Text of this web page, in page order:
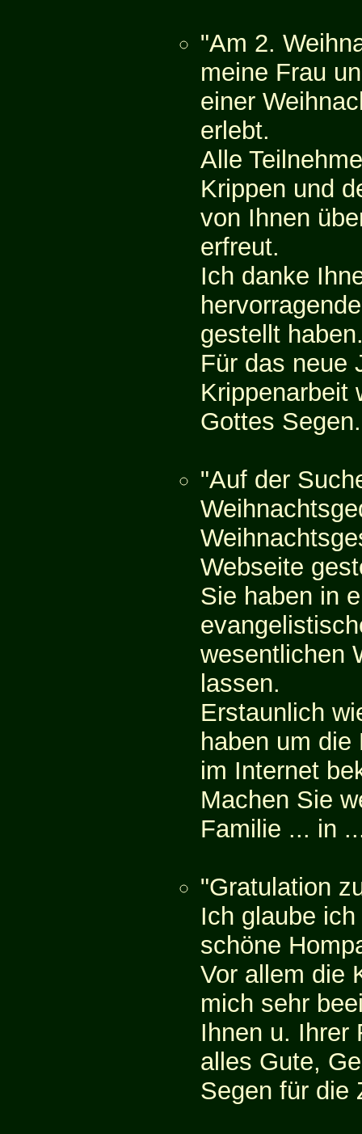
"Am 2.
meine Frau
einer
erlebt.
Alle
Krippen und
von Ihnen
erfreut.
Ich danke
gestellt
Für das neue
Krippenarbeit
Gottes
"Auf der
Webseite
Sie haben in
wesentlichen
lassen.
Erstaunlich
haben um
im Internet
Machen Sie
Familie ... in
"Gratulation
Ich glaube
schöne
Vor allem die
mich sehr
Ihnen u. Ihrer
alles Gute,
Segen für die